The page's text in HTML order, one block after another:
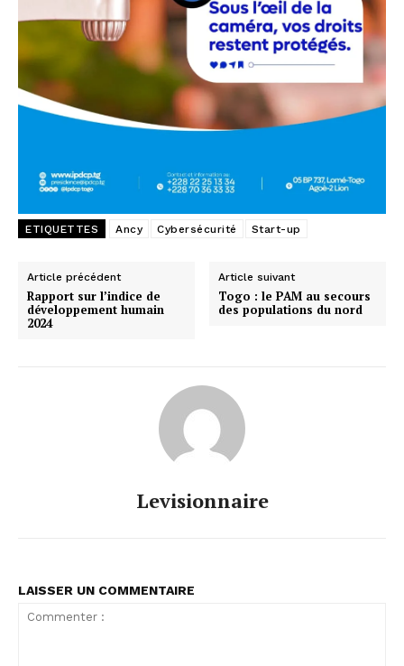
ETIQUETTES Ancy Cybersécurité Start-up
Article précédent
Rapport sur l’indice de
développement humain
2024
Article suivant
Togo : le PAM au secours
des populations du nord
Levisionnaire
LAISSER UN COMMENTAIRE